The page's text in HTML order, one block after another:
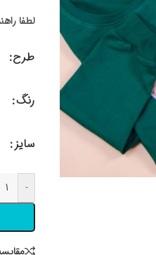
لطفا
طرح
رنگ
سایز
-